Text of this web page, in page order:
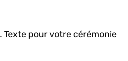
Texte pour votre cérémonie